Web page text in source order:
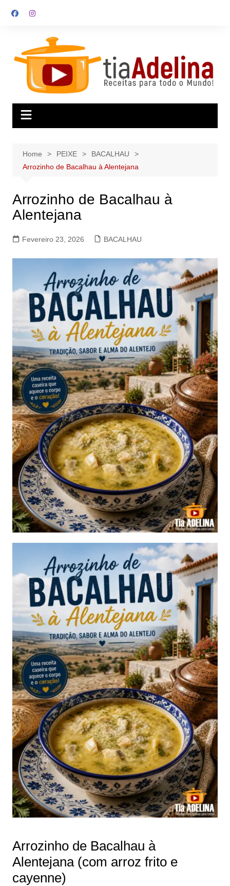
Home PEIXE
BACALHAU
Arrozinho de Bacalhau à Alentejana
Arrozinho de Bacalhau à
Alentejana
Fevereiro 23, 2026 BACALHAU
Arrozinho de Bacalhau à
Alentejana (com arroz frito e
cayenne)